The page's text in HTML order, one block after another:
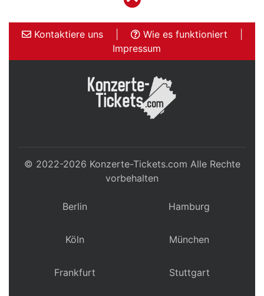
Kontaktiere uns Wie es funktioniert
Impressum
© 2022-2026 Konzerte-Tickets.com Alle Rechte
vorbehalten
Berlin Hamburg
Köln München
Frankfurt Stuttgart